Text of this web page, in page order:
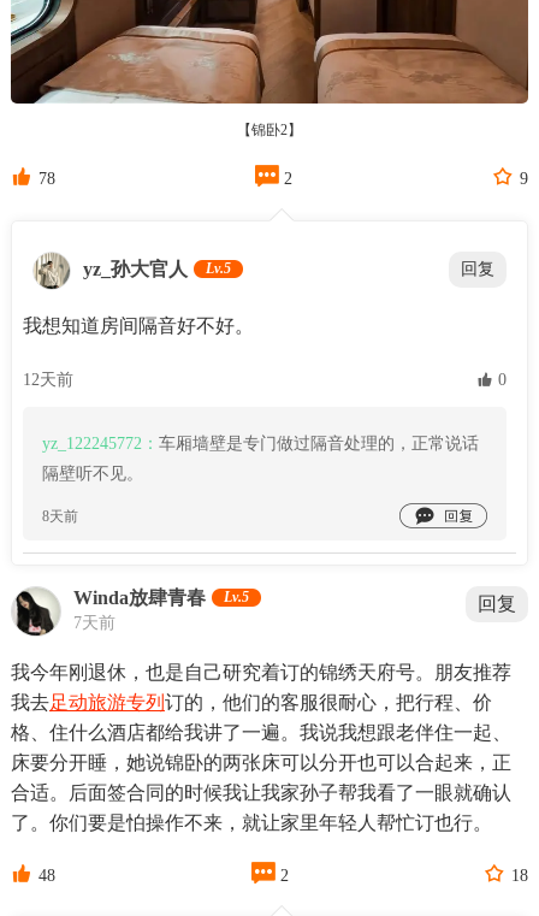
【锦卧2】
 78  2  9
yz_孙大官人 Lv.5 回复
我想知道房间隔音好不好。
12天前  0
yz_122245772： 车厢墙壁是专门做过隔音处理的，正常说话
隔壁听不见。
8天前 
Winda放肆青春 Lv.5
7天前
回复
我今年刚退休，也是自己研究着订的锦绣天府号。朋友推荐
我去足动旅游专列 订的，他们的客服很耐心，把行程、价
格、住什么酒店都给我讲了一遍。我说我想跟老伴住一起、
床要分开睡，她说锦卧的两张床可以分开也可以合起来，正
合适。后面签合同的时候我让我家孙子帮我看了一眼就确认
了。你们要是怕操作不来，就让家里年轻人帮忙订也行。
 48  2  18